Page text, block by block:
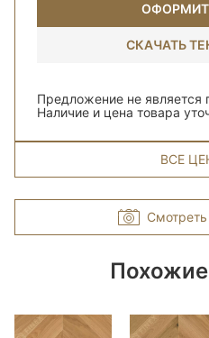
СКАЧАТЬ
Предложение не является
Наличие и цена товара
ВСЕ